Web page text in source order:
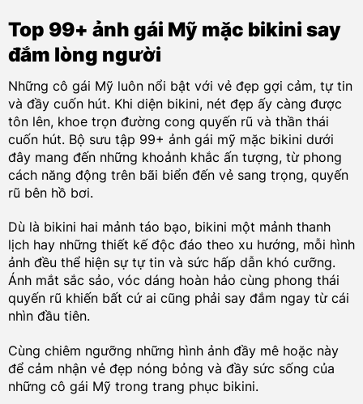
Top 99+ ảnh gái Mỹ mặc bikini say
đắm lòng người
Những cô gái Mỹ luôn nổi bật với vẻ đẹp gợi cảm, tự tin
và đầy cuốn hút. Khi diện bikini, nét đẹp ấy càng được
tôn lên, khoe trọn đường cong quyến rũ và thần thái
cuốn hút. Bộ sưu tập 99+ ảnh gái mỹ mặc bikini dưới
đây mang đến những khoảnh khắc ấn tượng, từ phong
cách năng động trên bãi biển đến vẻ sang trọng, quyến
rũ bên hồ bơi.
Dù là bikini hai mảnh táo bạo, bikini một mảnh thanh
lịch hay những thiết kế độc đáo theo xu hướng, mỗi hình
ảnh đều thể hiện sự tự tin và sức hấp dẫn khó cưỡng.
Ánh mắt sắc sảo, vóc dáng hoàn hảo cùng phong thái
quyến rũ khiến bất cứ ai cũng phải say đắm ngay từ cái
nhìn đầu tiên.
Cùng chiêm ngưỡng những hình ảnh đầy mê hoặc này
để cảm nhận vẻ đẹp nóng bỏng và đầy sức sống của
những cô gái Mỹ trong trang phục bikini.